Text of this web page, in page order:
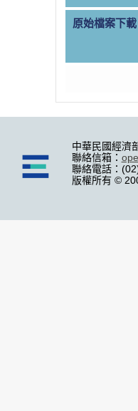
原始檔案下載
中華民國經濟
聯絡信箱：
聯絡電話：
版權所有 ©